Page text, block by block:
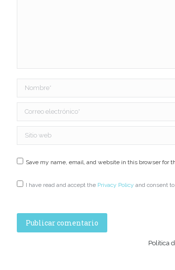
Nombre *
Correo electrónico *
Sitio web
Save my name, email, and website in this browser for
I have read and accept the Privacy Policy and consent
Publicar comentario
Política